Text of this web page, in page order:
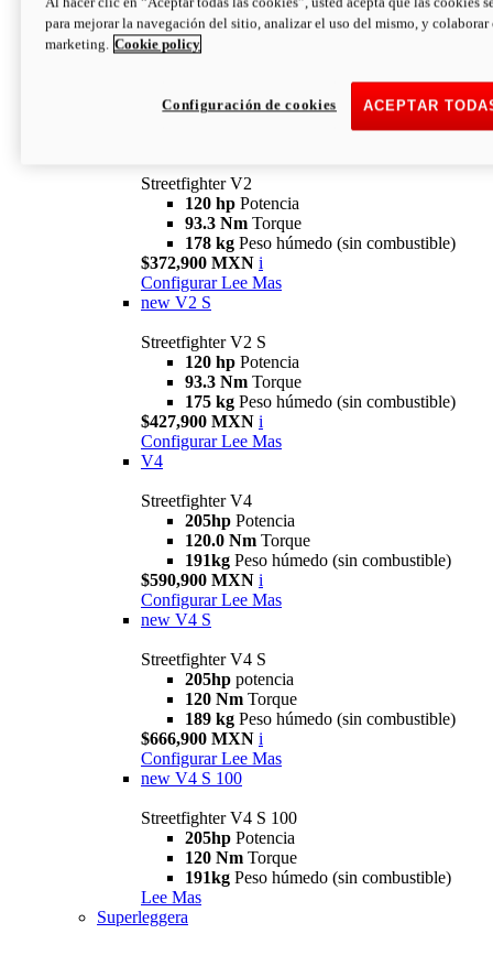
Streetfighter V2
120 hp Potencia
93.3 Nm Torque
178 kg Peso húmedo (sin combustible)
$372,900 MXN i
Configurar Lee Mas
new V2 S
Streetfighter V2 S
120 hp Potencia
93.3 Nm Torque
175 kg Peso húmedo (sin combustible)
$427,900 MXN i
Configurar Lee Mas
V4
Streetfighter V4
205hp Potencia
120.0 Nm Torque
191kg Peso húmedo (sin combustible)
$590,900 MXN i
Configurar Lee Mas
new V4 S
Streetfighter V4 S
205hp potencia
120 Nm Torque
189 kg Peso húmedo (sin combustible)
$666,900 MXN i
Configurar Lee Mas
new V4 S 100
Streetfighter V4 S 100
205hp Potencia
120 Nm Torque
191kg Peso húmedo (sin combustible)
Lee Mas
Superleggera
para mejorar la navegación del sitio, analizar el uso del mismo, y colaborar
marketing. Cookie policy
ACEPTAR
Configuración de cookies